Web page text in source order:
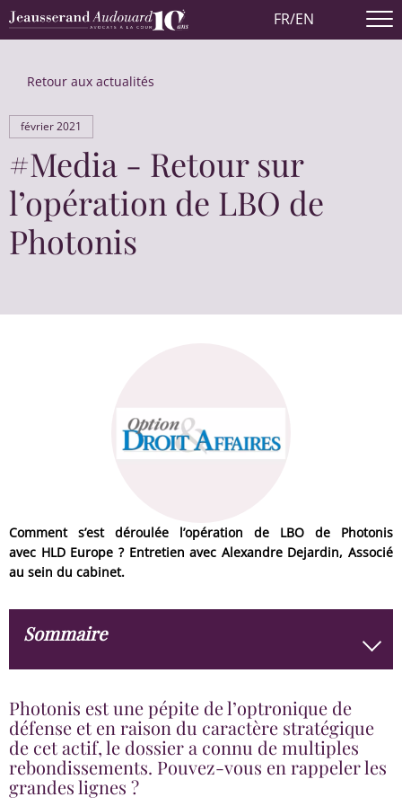
FR/EN
Retour aux actualités
février 2021
#Media - Retour sur
l’opération de LBO de
Photonis
Comment s’est déroulée l’opération de LBO de Photonis
avec HLD Europe ? Entretien avec Alexandre Dejardin, Associé
au sein du cabinet.
Sommaire
Photonis est une pépite de l’optronique de défense
et en raison du caractère stratégique de cet actif, le
dossier a connu de multiples rebondissements.
Pouvez-vous en rappeler les grandes lignes ?
Une fois Teledyne écarté, qui étaient les principaux
Photonis est une pépite de l’optronique de
défense et en raison du caractère stratégique
de cet actif, le dossier a connu de multiples
rebondissements. Pouvez-vous en rappeler les
grandes lignes ?